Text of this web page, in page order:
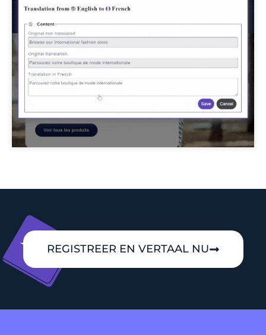
REGISTREER EN VERTAAL NU